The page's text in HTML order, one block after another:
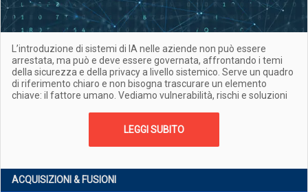
L’introduzione di sistemi di IA nelle aziende non può essere
arrestata, ma può e deve essere governata, affrontando i temi
della sicurezza e della privacy a livello sistemico. Serve un quadro
di riferimento chiaro e non bisogna trascurare un elemento
chiave: il fattore umano. Vediamo vulnerabilità, rischi e soluzioni
LEGGI SUBITO
ACQUISIZIONI & FUSIONI